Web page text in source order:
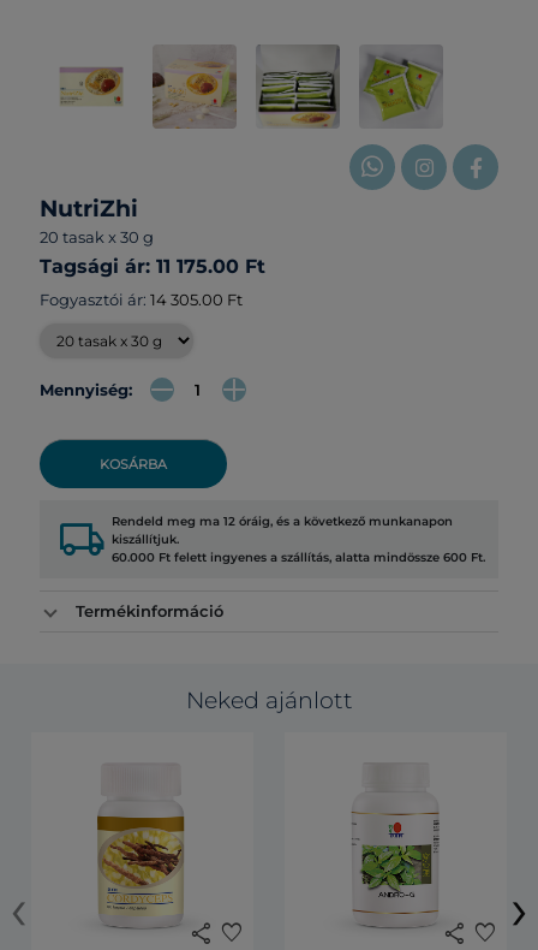
NutriZhi
20 tasak x 30 g
Tagsági ár: 11 175.00 Ft
Fogyasztói ár: 14 305.00 Ft
Mennyiség:
KOSÁRBA
local_shipping Rendeld meg ma 12 óráig, és a következő munkanapon
kiszállítjuk.
60.000 Ft felett ingyenes a szállítás, alatta mindössze 600 Ft.
Termékinformáció
Neked ajánlott
share favorite share favorite
‹ ›